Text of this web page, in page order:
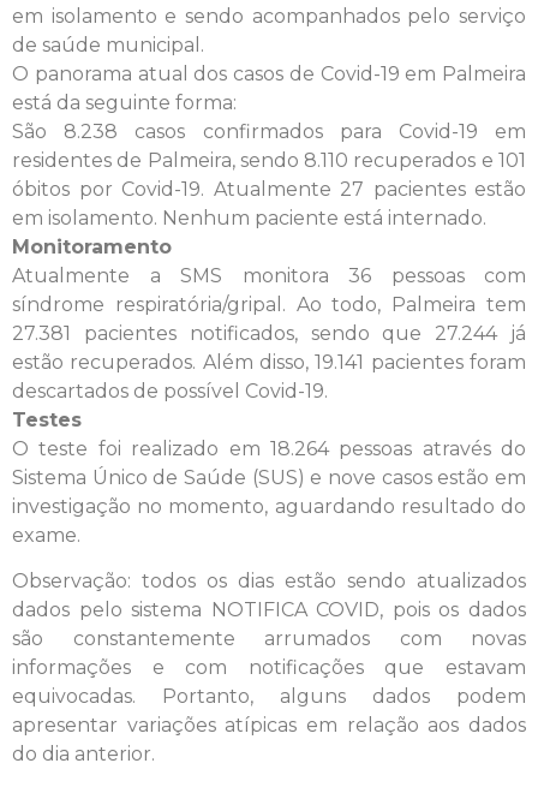
em isolamento e sendo acompanhados pelo serviço
de saúde municipal.
O panorama atual dos casos de Covid-19 em Palmeira
está da seguinte forma:
São 8.238 casos confirmados para Covid-19 em
residentes de Palmeira, sendo 8.110 recuperados e 101
óbitos por Covid-19. Atualmente 27 pacientes estão
em isolamento. Nenhum paciente está internado.
Monitoramento
Atualmente a SMS monitora 36 pessoas com
síndrome respiratória/gripal. Ao todo, Palmeira tem
27.381 pacientes notificados, sendo que 27.244 já
estão recuperados. Além disso, 19.141 pacientes foram
descartados de possível Covid-19.
Testes
O teste foi realizado em 18.264 pessoas através do
Sistema Único de Saúde (SUS) e nove casos estão em
investigação no momento, aguardando resultado do
exame.
Observação: todos os dias estão sendo atualizados
dados pelo sistema NOTIFICA COVID, pois os dados
são constantemente arrumados com novas
informações e com notificações que estavam
equivocadas. Portanto, alguns dados podem
apresentar variações atípicas em relação aos dados
do dia anterior.